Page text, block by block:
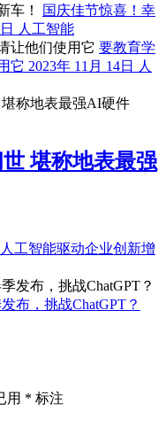
国庆佳节惊喜！幸
人工智能
要教育学
它 2023年 11月 14日
人
堪称地表最强
人工智能驱动企业创新增
布，挑战ChatGPT？
用 * 标注